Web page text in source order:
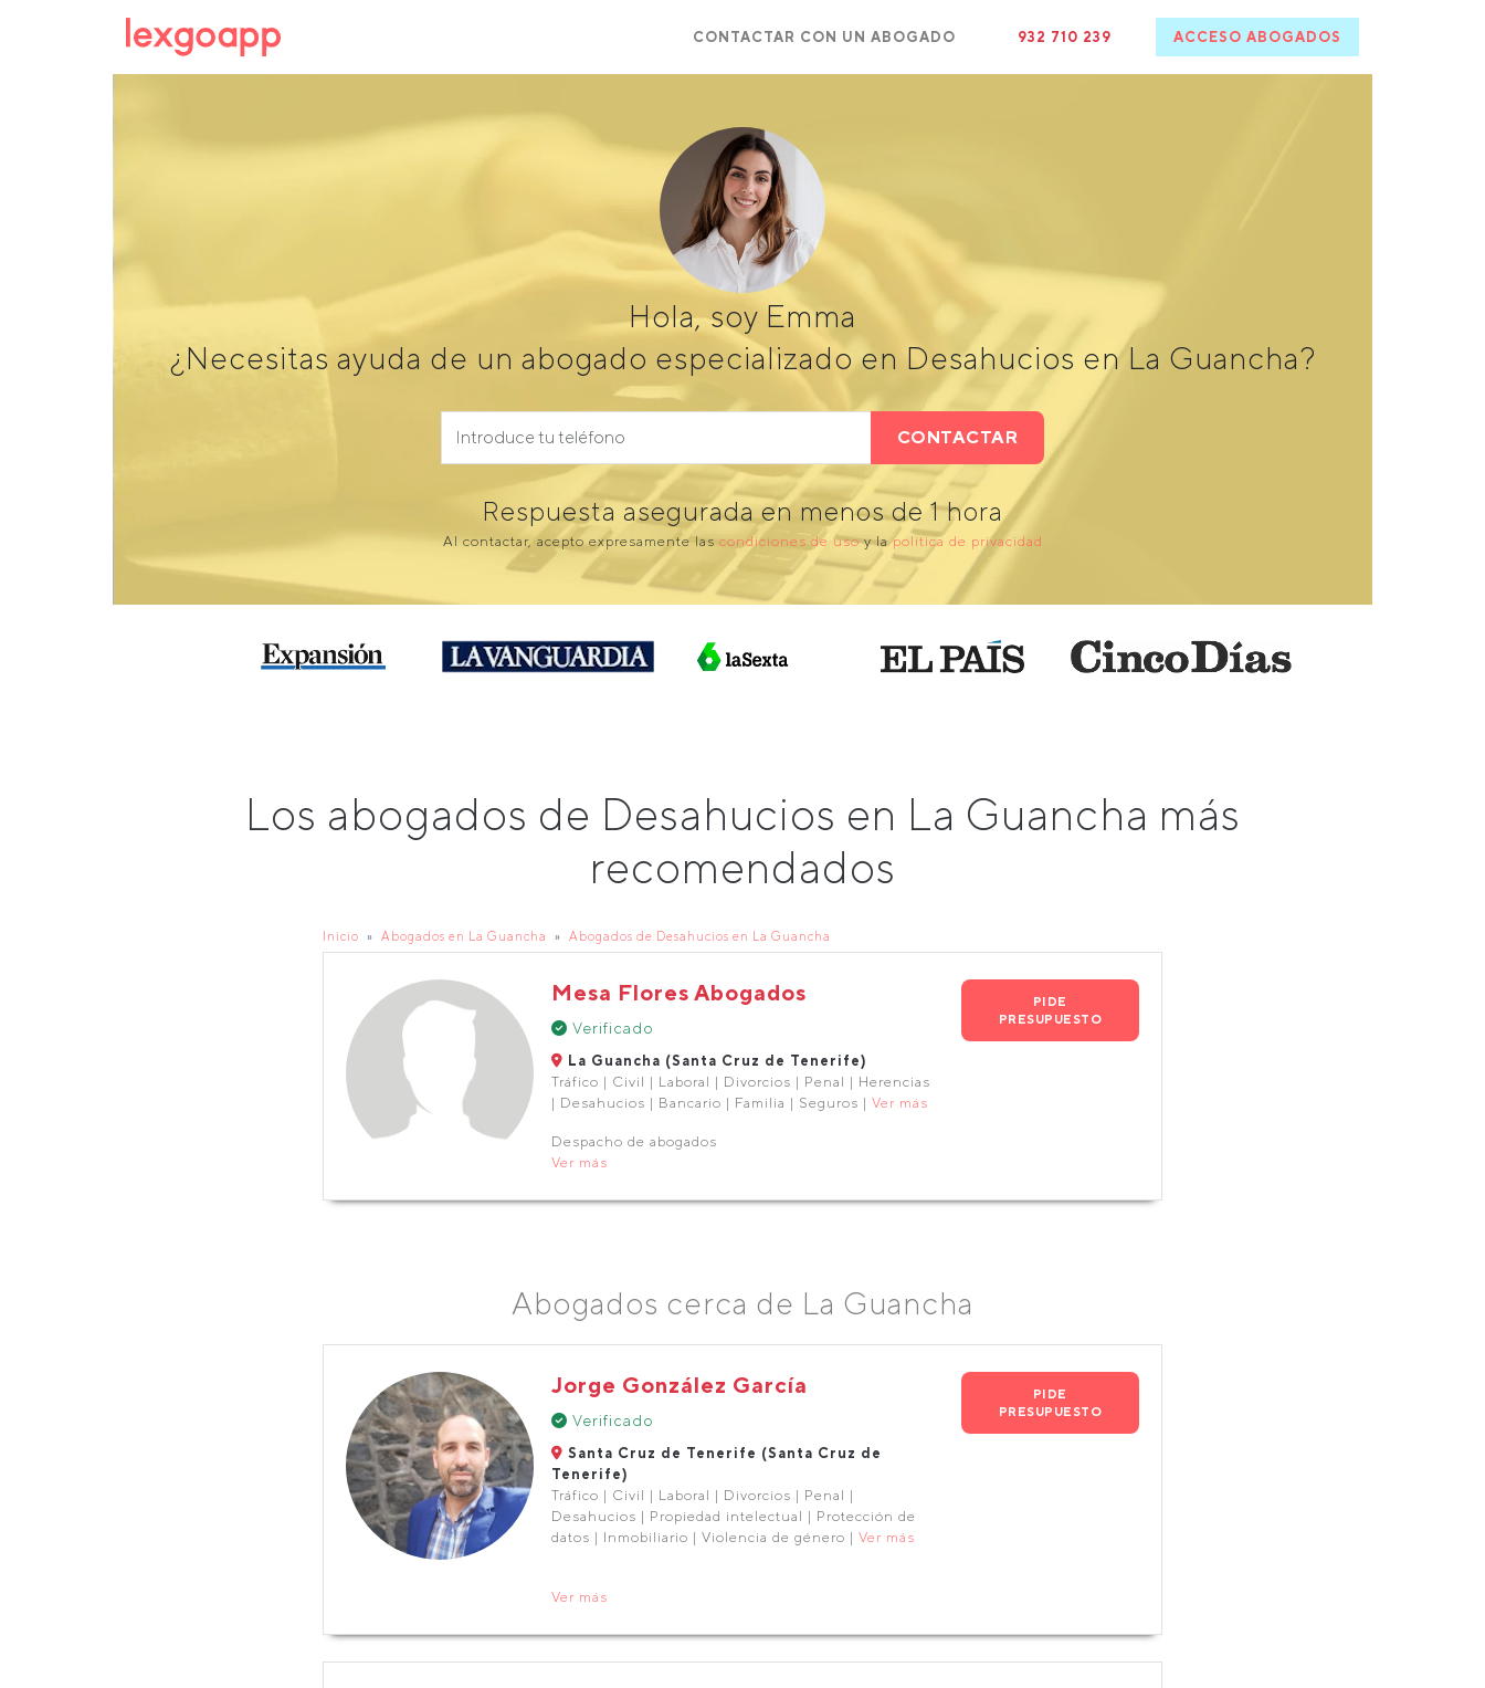
CONTACTAR CON UN ABOGADO 932 710 239 ACCESO ABOGADOS
Hola, soy Emma
¿Necesitas ayuda de un abogado especializado en Desahucios en La Guancha?
CONTACTAR
Respuesta asegurada en menos de 1 hora
Al contactar, acepto expresamente las condiciones de usoy lapolítica de privacidad
Los abogados de Desahucios en La Guancha más
recomendados
Inicio Abogados en La Guancha Abogados de Desahucios en La Guancha
Mesa Flores Abogados
Verificado
La Guancha (Santa Cruz de Tenerife)
Tráfico | Civil | Laboral | Divorcios | Penal | Herencias
| Desahucios | Bancario | Familia | Seguros | Ver más
PIDE
PRESUPUESTO
Despacho de abogados
Ver más
Abogados cerca de La Guancha
Jorge González García
Verificado
Santa Cruz de Tenerife (Santa Cruz de
Tenerife)
Tráfico | Civil | Laboral | Divorcios | Penal |
Desahucios | Propiedad intelectual | Protección de
datos | Inmobiliario | Violencia de género | Ver más
PIDE
PRESUPUESTO
Ver más